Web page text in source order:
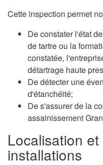
Cette inspection permet
De constater l'état
de tartre ou la
constatée,
détartrage haute
De détecter une
d'étanchéité;
De s'assurer de la
assainissement
Localisation
installations